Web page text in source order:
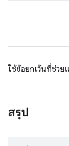
ใช้ข้อยกเว้นที่ช่ว
สรุป